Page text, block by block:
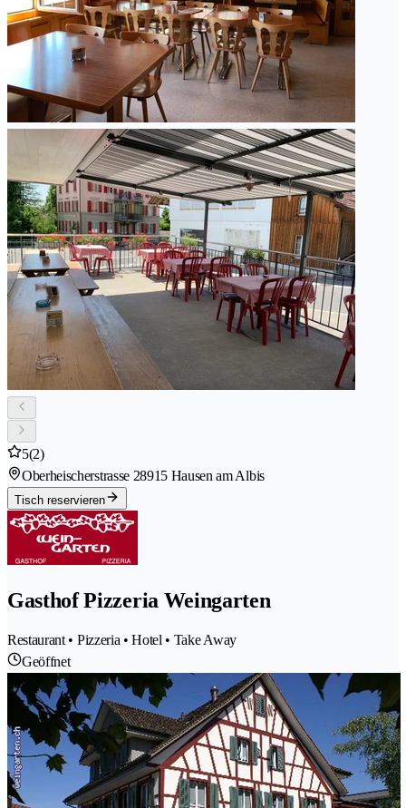
5(2)
Oberheischerstrasse 28915 Hausen am Albis
Tisch reservieren
Gasthof Pizzeria Weingarten
Restaurant • Pizzeria • Hotel • Take Away
Geöffnet